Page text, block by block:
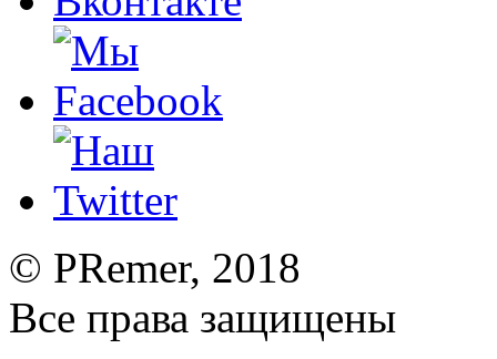
© PRemer, 2018
Все права защищены